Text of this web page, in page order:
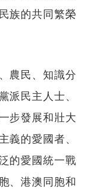
族的共同繁榮
農民、知識分
民主人士、
步發展和壯大
的愛國者、
的愛國統一戰
、港澳同胞和